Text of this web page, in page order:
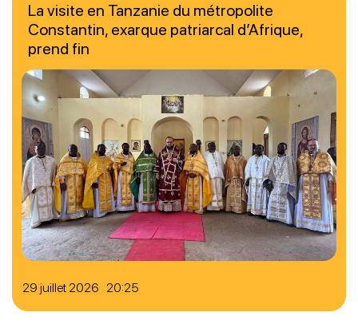
29 juillet 2026 20:25
La visite en Tanzanie du métropolite
Constantin, exarque patriarcal d’Afrique,
prend fin